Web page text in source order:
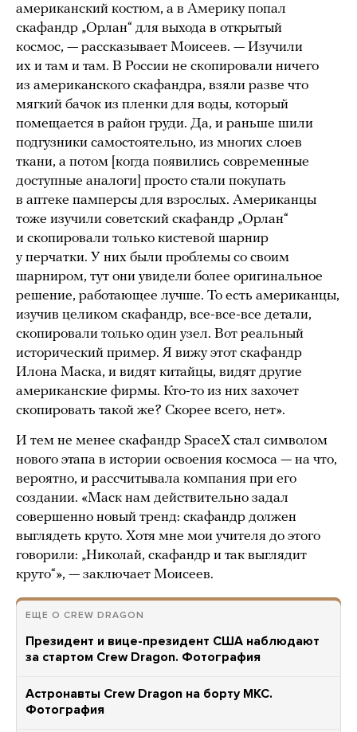
американский костюм, а в Америку попал
скафандр „Орлан“ для выхода в открытый
космос, — рассказывает Моисеев. — Изучили
их и там и там. В России не скопировали ничего
из американского скафандра, взяли разве что
мягкий бачок из пленки для воды, который
помещается в район груди. Да, и раньше шили
подгузники самостоятельно, из многих слоев
ткани, а потом [когда появились современные
доступные аналоги] просто стали покупать
в аптеке памперсы для взрослых. Американцы
тоже изучили советский скафандр „Орлан“
и скопировали только кистевой шарнир
у перчатки. У них были проблемы со своим
шарниром, тут они увидели более оригинальное
решение, работающее лучше. То есть американцы,
изучив целиком скафандр, все-все-все детали,
скопировали только один узел. Вот реальный
исторический пример. Я вижу этот скафандр
Илона Маска, и видят китайцы, видят другие
американские фирмы. Кто-то из них захочет
скопировать такой же? Скорее всего, нет».
И тем не менее скафандр SpaceX стал символом
нового этапа в истории освоения космоса — на что,
вероятно, и рассчитывала компания при его
создании. «Маск нам действительно задал
совершенно новый тренд: скафандр должен
выглядеть круто. Хотя мне мои учителя до этого
говорили: „Николай, скафандр и так выглядит
круто“», — заключает Моисеев.
ЕЩЕ О CREW DRAGON
Президент и вице-президент США наблюдают
за стартом Crew Dragon. Фотография
Астронавты Crew Dragon на борту МКС.
Фотография